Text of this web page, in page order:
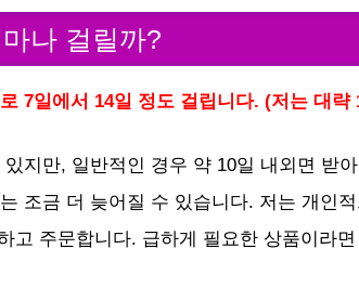
나 걸릴까?
7일에서 14일 정도 걸립니다. (저는 대략
지만, 일반적인 경우 약 10일 내외면 받
조금 더 늦어질 수 있습니다. 저는 개인
고 주문합니다. 급하게 필요한 상품이라